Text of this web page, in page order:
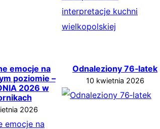
emocje na
poziomie –
2026 w
2026
Odnaleziony 76‑latek
10 kwietnia 2026